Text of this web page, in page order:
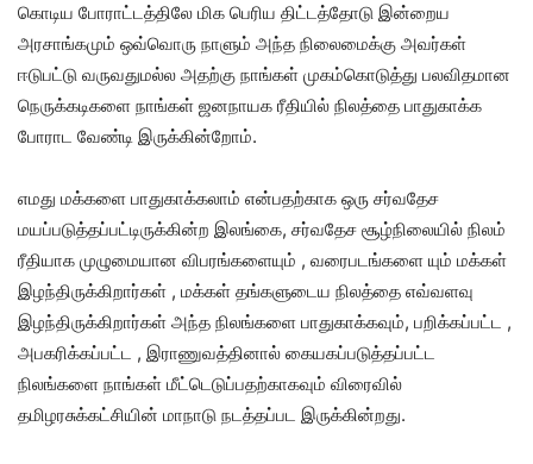
கொடிய போராட்டத்திலே மிக பெரிய திட்டத்தோடு இன்றைய
அரசாங்கமும் ஒவ்வொரு நாளும் அந்த நிலைமைக்கு அவர்கள்
ஈடுபட்டு வருவதுமல்ல அதற்கு நாங்கள் முகம்கொடுத்து பலவிதமான
நெருக்கடிகளை நாங்கள் ஜனநாயக ரீதியில் நிலத்தை பாதுகாக்க
போராட வேண்டி இருக்கின்றோம்.
எமது மக்களை பாதுகாக்கலாம் என்பதற்காக ஒரு சர்வதேச
மயப்படுத்தப்பட்டிருக்கின்ற இலங்கை, சர்வதேச சூழ்நிலையில் நிலம்
ரீதியாக முழுமையான விபரங்களையும் , வரைபடங்களை யும் மக்கள்
இழந்திருக்கிறார்கள் , மக்கள் தங்களுடைய நிலத்தை எவ்வளவு
இழந்திருக்கிறார்கள் அந்த நிலங்களை பாதுகாக்கவும், பறிக்கப்பட்ட ,
அபகரிக்கப்பட்ட , இராணுவத்தினால் கையகப்படுத்தப்பட்ட
நிலங்களை நாங்கள் மீட்டெடுப்பதற்காகவும் விரைவில்
தமிழரசுக்கட்சியின் மாநாடு நடத்தப்பட இருக்கின்றது.